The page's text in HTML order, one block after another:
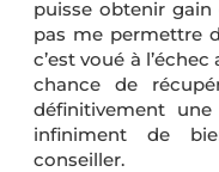
puisse obtenir
pas me permettre
c’est voué à
chance de
définitivement
infiniment de
conseiller.